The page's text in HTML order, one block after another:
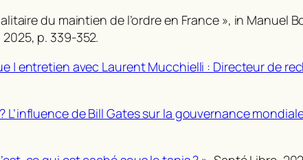
du maintien de l’ordre en France », in Manuel
p. 339-352.
| entretien avec Laurent Mucchielli : Directeur de
de Bill Gates sur la gouvernance